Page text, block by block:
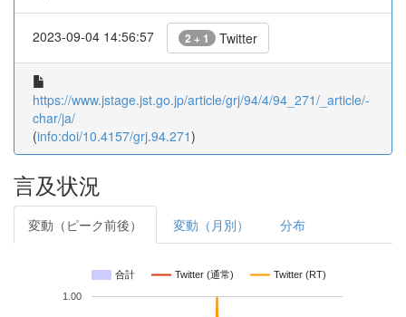
2023-09-04 14:56:57 2 + 1 Twitter
https://www.jstage.jst.go.jp/article/grj/94/4/94_271/_article/-
char/ja/
(info:doi/10.4157/grj.94.271)
言及状況
変動（ピーク前後） 変動（月別） 分布
合計 Twitter (通常) Twitter (RT)
1.00